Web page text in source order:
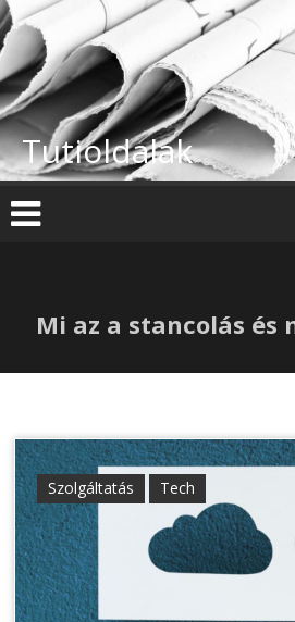
Skip
to
content
Tutioldalak
Mi az a stancolás és
Szolgáltatás Tech